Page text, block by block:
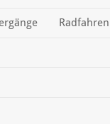
Radfahren